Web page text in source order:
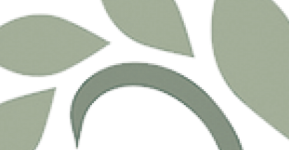
Biblioteca Virtual
Botânica
Conservação &
Biodiversidade
Grupos de Pesquisa
Sementes, Mudas &